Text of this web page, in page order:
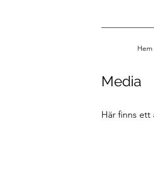
Hem
Media
Här finns ett